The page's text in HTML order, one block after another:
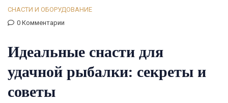
СНАСТИ И ОБОРУДОВАНИЕ
0 Комментарии
Идеальные снасти для
удачной рыбалки: секреты и
советы